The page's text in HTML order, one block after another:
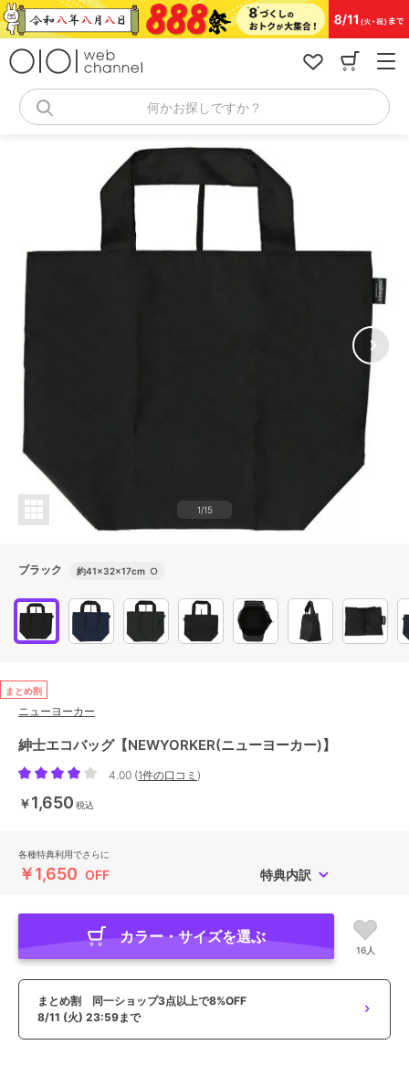
コ
ン
何かお探しですか？
1/15
ブラック 約41×32×17cm ○
まとめ割
ニューヨーカー
紳士エコバッグ【NEWYORKER(ニューヨーカー)】
4.00 (1件の口コミ )
￥1,650 税込
各種特典利用でさらに
￥1,650 OFF 特典内訳
カラー・サイズを選ぶ
16人
まとめ割 同一ショップ3点以上で8%OFF
8/11 (火) 23:59まで